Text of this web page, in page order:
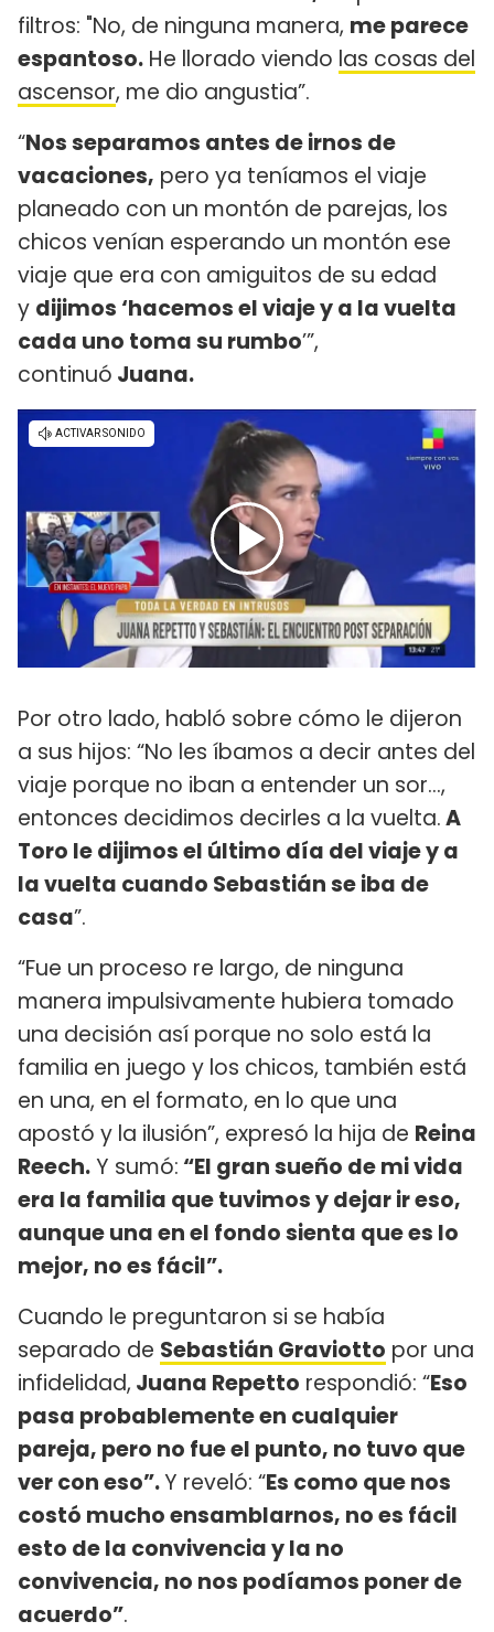
filtros: "No, de ninguna manera, me parece
espantoso. He llorado viendo las cosas del
ascensor, me dio angustia”.
“Nos separamos antes de irnos de
vacaciones, pero ya teníamos el viaje
planeado con un montón de parejas, los
chicos venían esperando un montón ese
viaje que era con amiguitos de su edad
y dijimos ‘hacemos el viaje y a la vuelta
cada uno toma su rumbo’”,
continuó Juana.
Por otro lado, habló sobre cómo le dijeron
a sus hijos: “No les íbamos a decir antes del
viaje porque no iban a entender un sor…,
entonces decidimos decirles a la vuelta.A
Toro le dijimos el último día del viaje y a
la vuelta cuando Sebastián se iba de
casa”.
“Fue un proceso re largo, de ninguna
manera impulsivamente hubiera tomado
una decisión así porque no solo está la
familia en juego y los chicos, también está
en una, en el formato, en lo que una
apostó y la ilusión”, expresó la hija de Reina
Reech.Y sumó: “El gran sueño de mi vida
era la familia que tuvimos y dejar ir eso,
aunque una en el fondo sienta que es lo
mejor, no es fácil”.
Cuando le preguntaron si se había
separado de Sebastián Graviotto por una
infidelidad, Juana Repetto respondió: “Eso
pasa probablemente en cualquier
pareja, pero no fue el punto, no tuvo que
ver con eso”.Y reveló: “Es como que nos
costó mucho ensamblarnos, no es fácil
esto de la convivencia y la no
convivencia, no nos podíamos poner de
acuerdo”.